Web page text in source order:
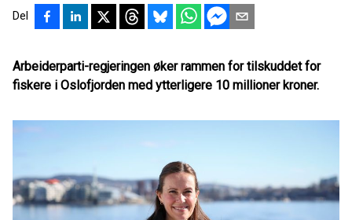
Del
Arbeiderparti-regjeringen øker rammen for tilskuddet for
fiskere i Oslofjorden med ytterligere 10 millioner kroner.